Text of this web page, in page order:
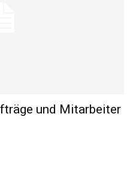
und Mitarbeiter